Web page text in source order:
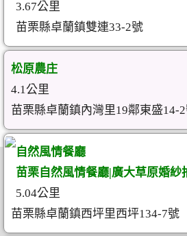
3.67公里
苗栗縣卓蘭鎮雙連33-2號
松原農庄
4.1公里
苗栗縣卓蘭鎮內灣里19鄰東盛14-
自然風情餐廳
苗栗自然風情餐廳|廣大草原婚紗
5.04公里
苗栗縣卓蘭鎮西坪里西坪134-7號